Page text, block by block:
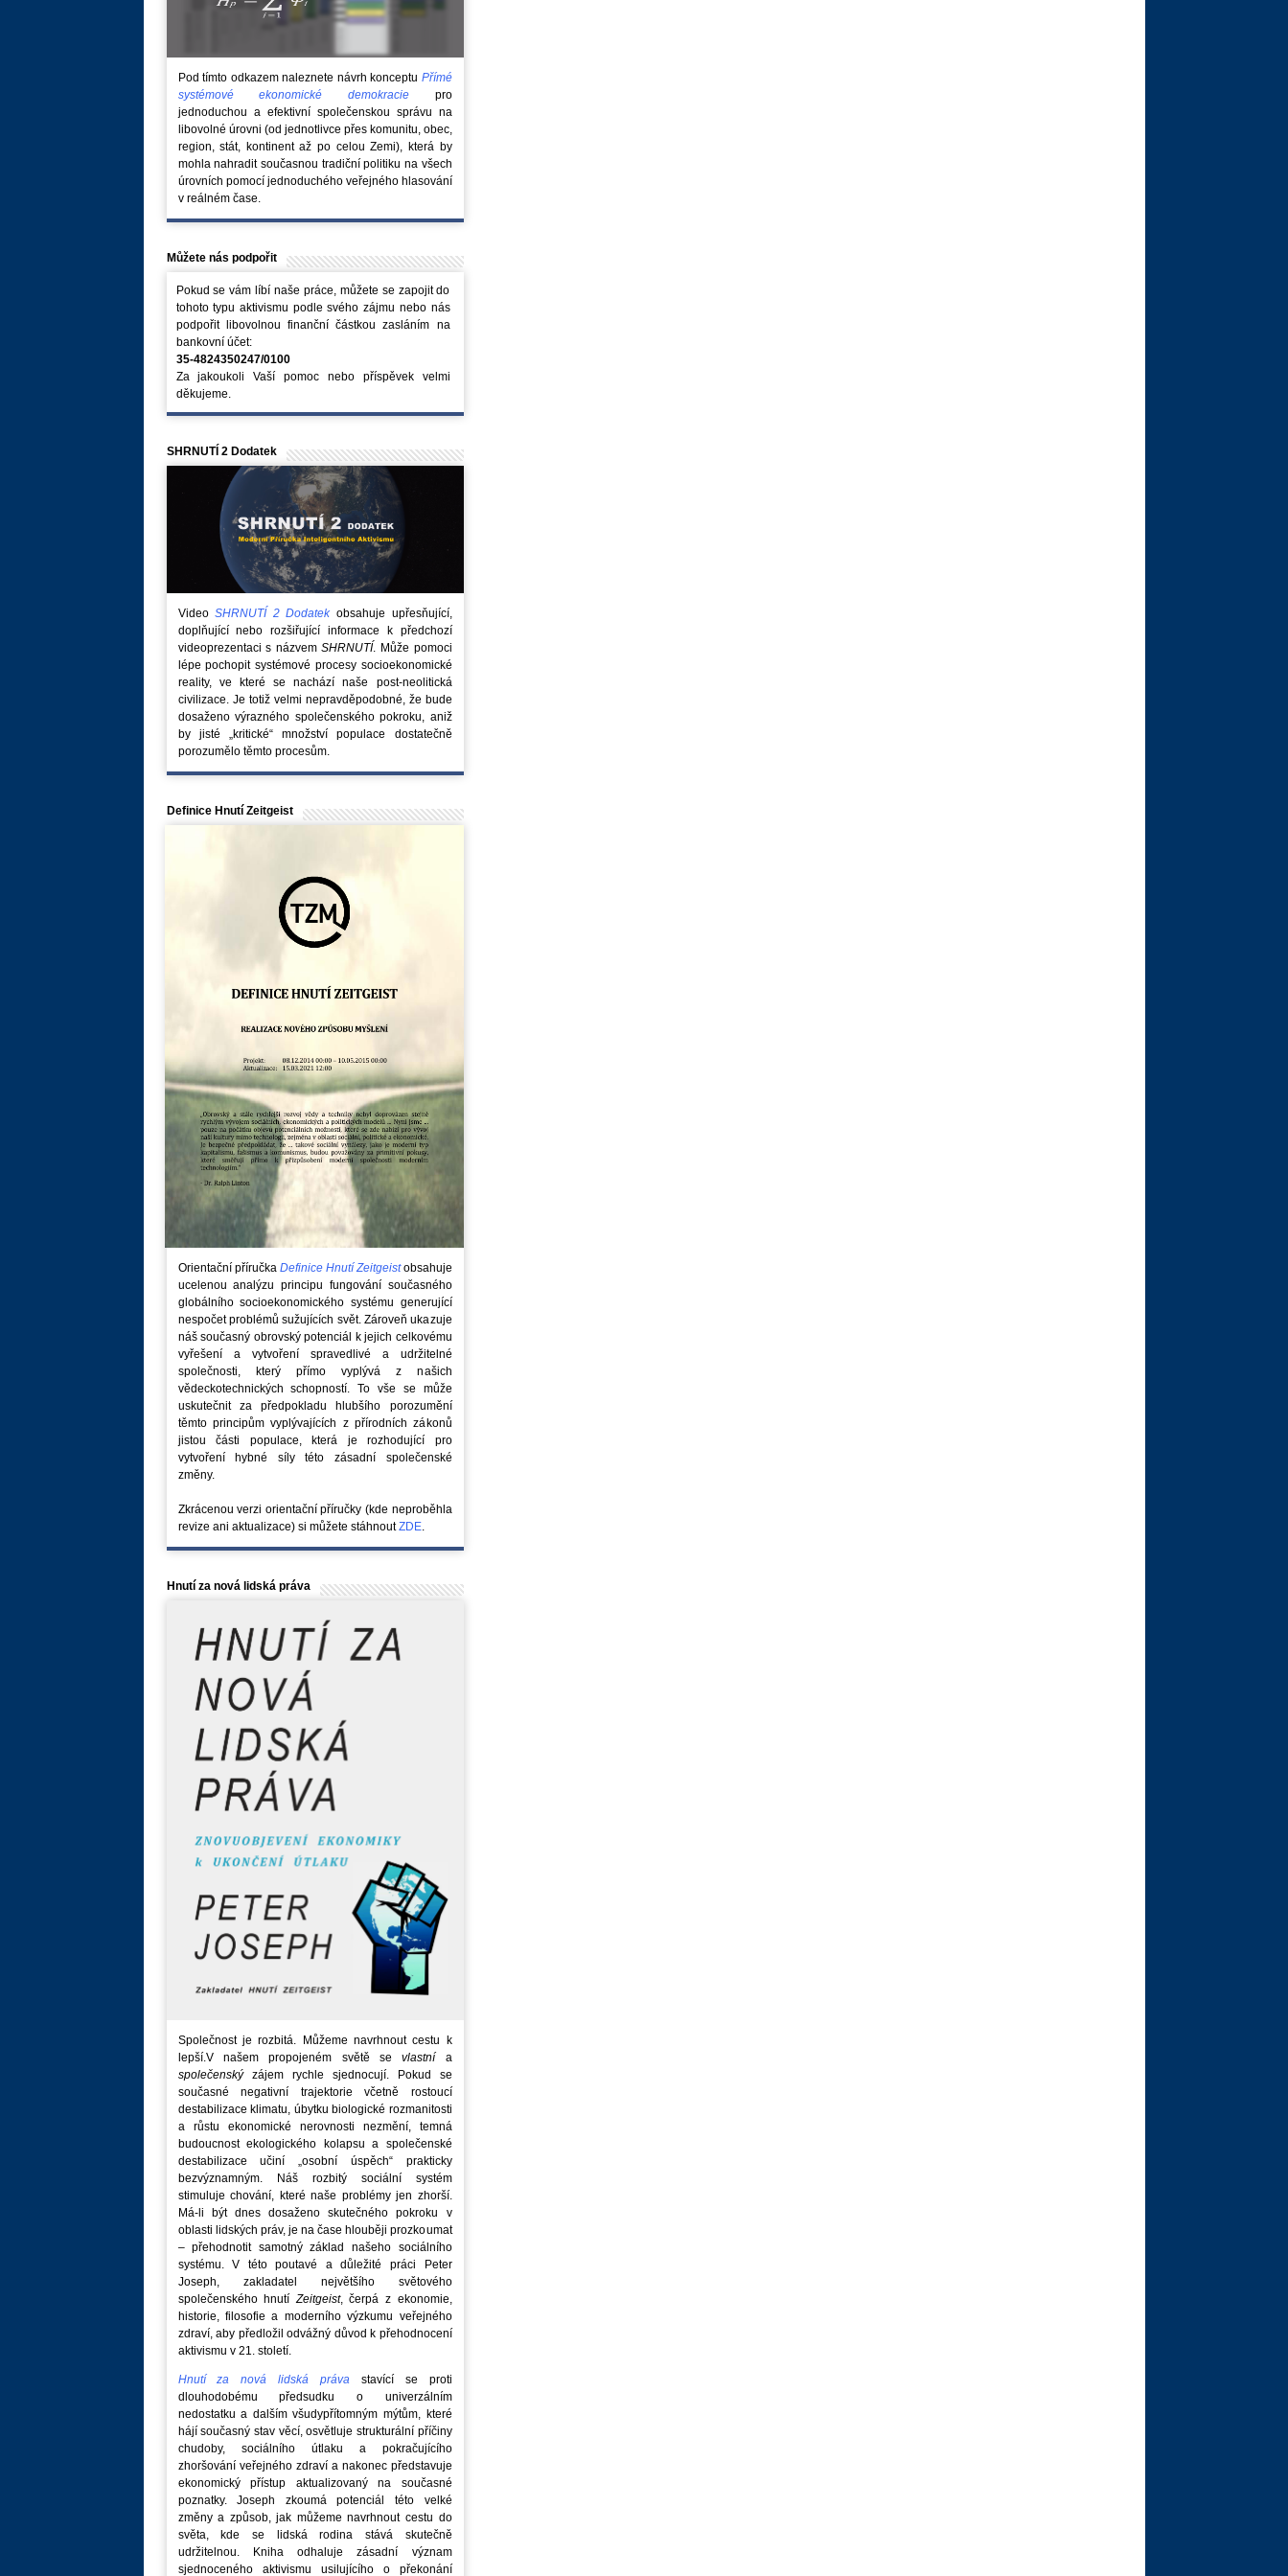
Pod tímto odkazem naleznete návrh konceptu Přímé
systémové ekonomické demokracie pro
jednoduchou a efektivní společenskou správu na
libovolné úrovni (od jednotlivce přes komunitu, obec,
region, stát, kontinent až po celou Zemi), která by
mohla nahradit současnou tradiční politiku na všech
úrovních pomocí jednoduchého veřejného hlasování
v reálném čase.
Můžete nás podpořit
Pokud se vám líbí naše práce, můžete se zapojit do
tohoto typu aktivismu podle svého zájmu nebo nás
podpořit libovolnou finanční částkou zasláním na
bankovní účet:
35-4824350247/0100
Za jakoukoli Vaší pomoc nebo příspěvek velmi
děkujeme.
SHRNUTÍ 2 Dodatek
VideoSHRNUTÍ 2 Dodatekobsahuje upřesňující,
doplňující nebo rozšiřující informace k předchozí
videoprezentaci s názvemSHRNUTÍ. Může pomoci
lépe pochopit systémové procesy socioekonomické
reality, ve které se nachází naše post-neolitická
civilizace. Je totiž velmi nepravděpodobné, že bude
dosaženo výrazného společenského pokroku, aniž
by jisté „kritické“ množství populace dostatečně
porozumělo těmto procesům.
Definice Hnutí Zeitgeist
Orientační příručka Definice Hnutí Zeitgeistobsahuje
ucelenou analýzu principu fungování současného
globálního socioekonomického systému generující
nespočet problémů sužujících svět. Zároveň ukazuje
náš současný obrovský potenciál k jejich celkovému
vyřešení a vytvoření spravedlivé a udržitelné
společnosti, který přímo vyplývá z našich
vědeckotechnických schopností. To vše se může
uskutečnit za předpokladu hlubšího porozumění
těmto principům vyplývajících z přírodních zákonů
jistou části populace, která je rozhodující pro
vytvoření hybné síly této zásadní společenské
změny.
Zkrácenou verzi orientační příručky (kde neproběhla
revize ani aktualizace) si můžete stáhnoutZDE.
Hnutí za nová lidská práva
Společnost je rozbitá. Můžeme navrhnout cestu k
lepší.V našem propojeném světě sevlastnía
společenskýzájem rychle sjednocují. Pokud se
současné negativní trajektorie včetně rostoucí
destabilizace klimatu, úbytku biologické rozmanitosti
a růstu ekonomické nerovnosti nezmění, temná
budoucnost ekologického kolapsu a společenské
destabilizace učiní „osobní úspěch“ prakticky
bezvýznamným. Náš rozbitý sociální systém
stimuluje chování, které naše problémy jen zhorší.
Má-li být dnes dosaženo skutečného pokroku v
oblasti lidských práv, je na čase hlouběji prozkoumat
– přehodnotit samotný základ našeho sociálního
systému. V této poutavé a důležité práci Peter
Joseph, zakladatel největšího světového
společenského hnutí Zeitgeist, čerpá z ekonomie,
historie, filosofie a moderního výzkumu veřejného
zdraví, aby předložil odvážný důvod k přehodnocení
aktivismu v 21. století.
Hnutí za nová lidská práva stavící se proti
dlouhodobému předsudku o univerzálním
nedostatku a dalším všudypřítomným mýtům, které
hájí současný stav věcí, osvětluje strukturální příčiny
chudoby, sociálního útlaku a pokračujícího
zhoršování veřejného zdraví a nakonec představuje
ekonomický přístup aktualizovaný na současné
poznatky. Joseph zkoumá potenciál této velké
změny a způsob, jak můžeme navrhnout cestu do
světa, kde se lidská rodina stává skutečně
udržitelnou. Kniha odhaluje zásadní význam
sjednoceného aktivismu usilujícího o překonání